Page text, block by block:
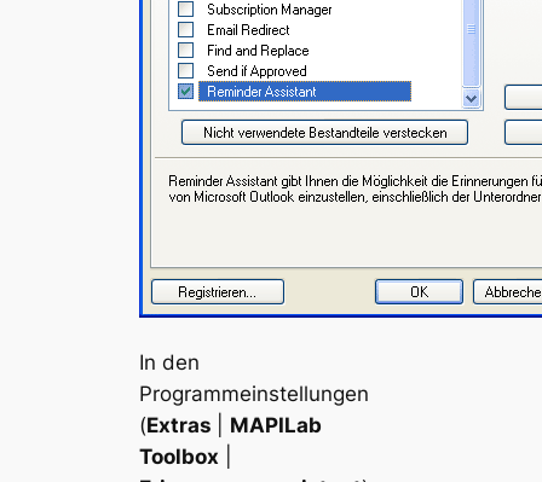
In den
Programmeinstellungen
(Extras
MAPILab
Toolbox